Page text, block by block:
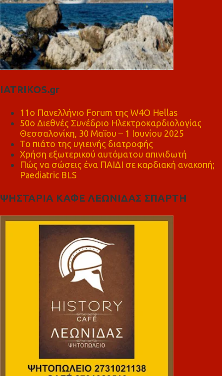
IATRIKOS.gr
11ο Πανελλήνιο Forum της W4O Hellas
50ο Διεθνές Συνέδριο Ηλεκτροκαρδιολογίας
Θεσσαλονίκη, 30 Μαΐου – 1 Ιουνίου 2025
Το πιάτο της υγιεινής διατροφής
Χρήση εξωτερικού αυτόματου απινιδωτή
Πώς να σώσεις ένα ΠΑΙΔΙ σε καρδιακή ανακοπή;
Paediatric BLS
ΨΗΣΤΑΡΙΑ ΚΑΦΕ ΛΕΩΝΙΔΑΣ ΣΠΑΡΤΗ